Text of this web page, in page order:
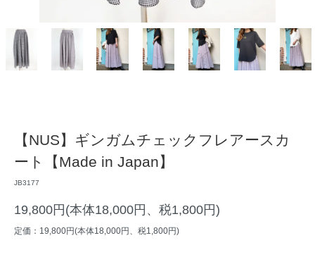
【NUS】ギンガムチェックフレアースカ
ート【Made in Japan】
JB3177
19,800円(本体18,000円、税1,800円)
定価：19,800円(本体18,000円、税1,800円)